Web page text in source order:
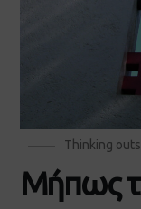
Thinking
Μήπως